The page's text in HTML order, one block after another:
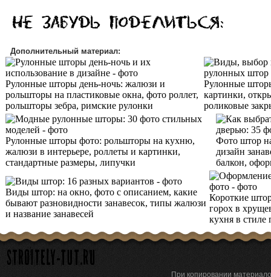
Дополнительный материал:
Рулонные шторы день-ночь: жалюзи и
рольшторы на пластиковые окна, фото роллет,
рольшторы зебра, римские рулонки
Рулонные
картинки,
роликовые
Рулонные шторы фото: рольшторы на кухню,
жалюзи в интерьере, роллеты и картинки,
стандартные размеры, липучки
Фото штор
дизайн
балкон,
Виды штор: на окно, фото с описанием, какие
бывают разновидности занавесок, типы жалюзи
и название занавесей
Короткие
горох в
кухня в стиле
При копировании